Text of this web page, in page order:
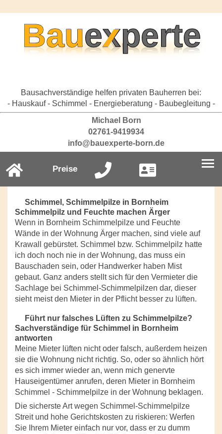
Bausachverständige helfen privaten Bauherren bei:
- Hauskauf - Schimmel - Energieberatung - Baubegleitung -
Michael Born
02761-9419934
info@bauexperte-born.de
Preise
Schimmel, Schimmelpilze in Bornheim
Schimmelpilz und Feuchte machen Ärger
Wenn in Bornheim Schimmelpilze und Feuchte
Wände in der Wohnung Ärger machen, sind viele auf
Krawall gebürstet. Schimmel bzw. Schimmelpilz hatte
ich doch noch nie in der Wohnung, das muss ein
Bauschaden sein, oder Handwerker haben Mist
gebaut. Ganz anders stellt sich für den Vermieter die
Sachlage bei Schimmel-Schimmelpilzen dar, dieser
sieht meist den Mieter in der Pflicht besser zu lüften.
Führt nur falsches Lüften zu Schimmelpilze?
Sachverständige für Schimmel in Bornheim
antworten
Meine Mieter lüften nicht oder falsch, außerdem heizen
sie die Wohnung nicht richtig. So, oder so ähnlich hört
es sich immer wieder an, wenn mich genervte
Hauseigentümer anrufen, deren Mieter in Bornheim
Schimmel - Schimmelpilze in der Wohnung beklagen.
Die sicherste Art wegen Schimmel-Schimmelpilze
Streit und hohe Gerichtskosten zu riskieren: Werfen
Sie Ihrem Mieter einfach nur vor, dass er zu dumm